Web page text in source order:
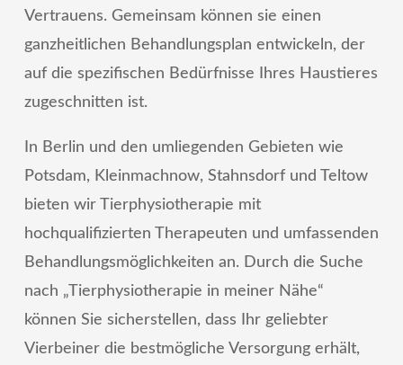
Vertrauens. Gemeinsam können sie einen
ganzheitlichen Behandlungsplan entwickeln, der
auf die spezifischen Bedürfnisse Ihres Haustieres
zugeschnitten ist.
In Berlin und den umliegenden Gebieten wie
Potsdam, Kleinmachnow, Stahnsdorf und Teltow
bieten wir Tierphysiotherapie mit
hochqualifizierten Therapeuten und umfassenden
Behandlungsmöglichkeiten an. Durch die Suche
nach „Tierphysiotherapie in meiner Nähe“
können Sie sicherstellen, dass Ihr geliebter
Vierbeiner die bestmögliche Versorgung erhält,